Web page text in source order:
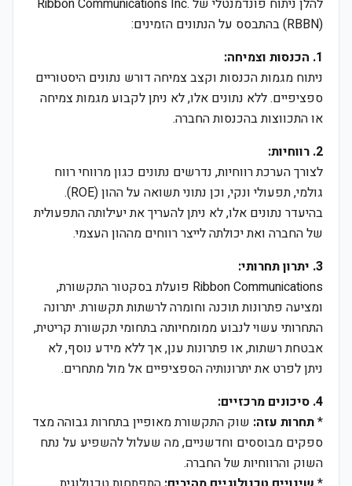
להלן ניתוח פונדמנטלי של Ribbon Communications Inc.
(RBBN) בהתבסס על הנתונים הזמינים:
1. הכנסות וצמיחה:
ניתוח מגמות הכנסות וקצב צמיחה דורש נתונים היסטוריים
ספציפיים. ללא נתונים אלו, לא ניתן לקבוע מגמות צמיחה
או התכווצות בהכנסות החברה.
2. רווחיות:
לצורך הערכת רווחיות, נדרשים נתונים כגון מרווחי רווח
גולמי, תפעולי ונקי, וכן נתוני תשואה על ההון (ROE).
בהיעדר נתונים אלו, לא ניתן להעריך את יעילותה התפעולית
של החברה ואת יכולתה לייצר רווחים מההון העצמי.
3. יתרון תחרותי:
Ribbon Communications פועלת בסקטור התקשורת,
ומציעה פתרונות תוכנה וחומרה לרשתות תקשורת. יתרונה
התחרותי עשוי לנבוע ממומחיותה בתחומי תקשורת קריטית,
אבטחת רשתות, או פתרונות ענן, אך ללא מידע נוסף, לא
ניתן לפרט את יתרונותיה הספציפיים אל מול מתחרים.
4. סיכונים מרכזיים:
*תחרות עזה: שוק התקשורת מאופיין בתחרות גבוהה מצד
ספקים מבוססים וחדשניים, מה שעלול להשפיע על נתח
השוק והרווחיות של החברה.